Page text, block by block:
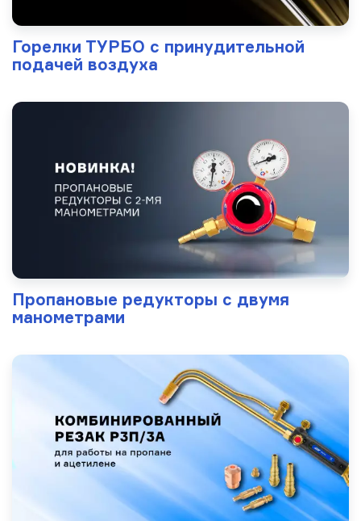
Горелки ТУРБО с принудительной
подачей воздуха
Пропановые редукторы с двумя
манометрами